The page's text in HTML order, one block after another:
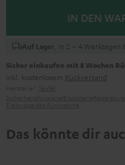
IN DEN
Auf Lager , in 2 – 4 Werktagen
Sicher einkaufen mit 8 Wochen
inkl. kostenlosem Rückversand
Das könnte dir